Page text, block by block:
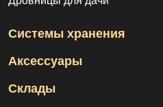
Системы хранения
Аксессуары
Склады